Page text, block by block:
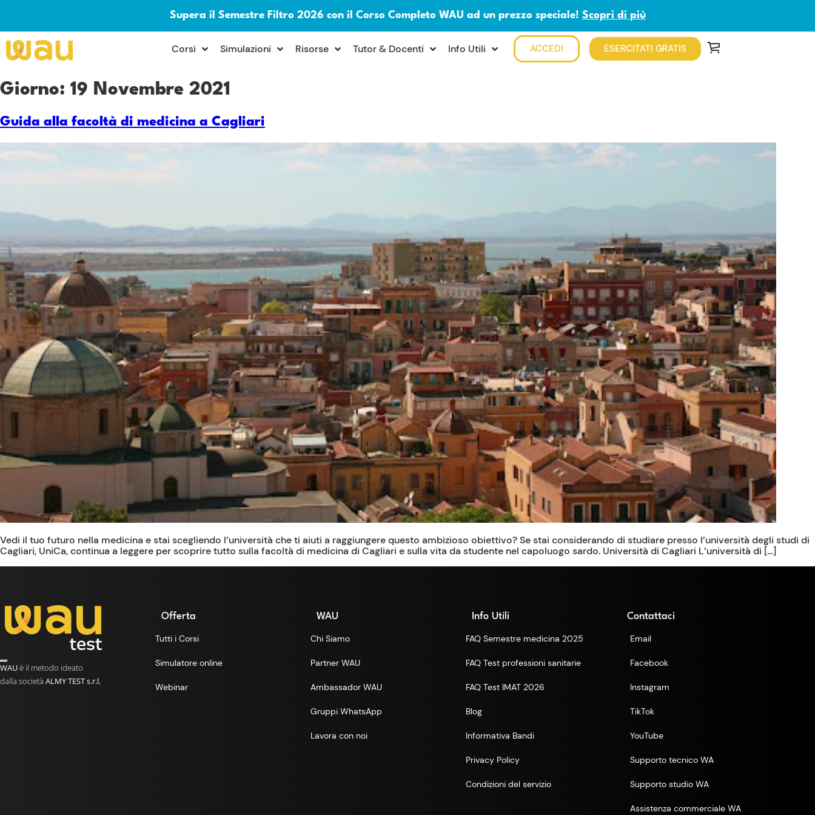
Supera il Semestre Filtro 2026 con il Corso Completo WAU ad un prezzo speciale! Scopri di più
× Corsi Simulazioni Risorse Tutor & Docenti Info Utili ACCEDI ESERCITATI GRATIS
Giorno: 19 Novembre 2021
Guida alla facoltà di medicina a Cagliari
Vedi il tuo futuro nella medicina e stai scegliendo l’università che ti aiuti a raggiungere questo ambizioso obiettivo? Se stai considerando di studiare presso l’università degli studi di
Cagliari, UniCa, continua a leggere per scoprire tutto sulla facoltà di medicina di Cagliari e sulla vita da studente nel capoluogo sardo. Università di Cagliari L’università di […]
WAUè il metodo ideato
dalla società ALMY TEST s.r.l.
Offerta
Tutti i Corsi
Simulatore online
Webinar
WAU
Chi Siamo
Partner WAU
Ambassador WAU
Gruppi WhatsApp
Lavora con noi
Info Utili
FAQ Semestre medicina 2025
FAQ Test professioni sanitarie
FAQ Test IMAT 2026
Blog
Informativa Bandi
Privacy Policy
Condizioni del servizio
Contattaci
Email
Facebook
Instagram
TikTok
YouTube
Supporto tecnico WA
Supporto studio WA
Assistenza commerciale WA